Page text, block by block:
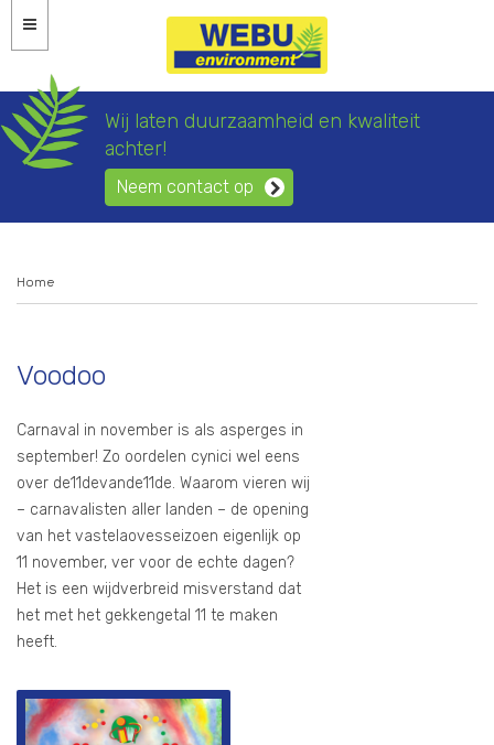
Wij laten duurzaamheid en kwaliteit
achter!
Neem contact op
Home
Voodoo
Carnaval in november is als asperges in
september! Zo oordelen cynici wel eens
over de11devande11de. Waarom vieren wij
– carnavalisten aller landen – de opening
van het vastelaovesseizoen eigenlijk op
11 november, ver voor de echte dagen?
Het is een wijdverbreid misverstand dat
het met het gekkengetal 11 te maken
heeft.